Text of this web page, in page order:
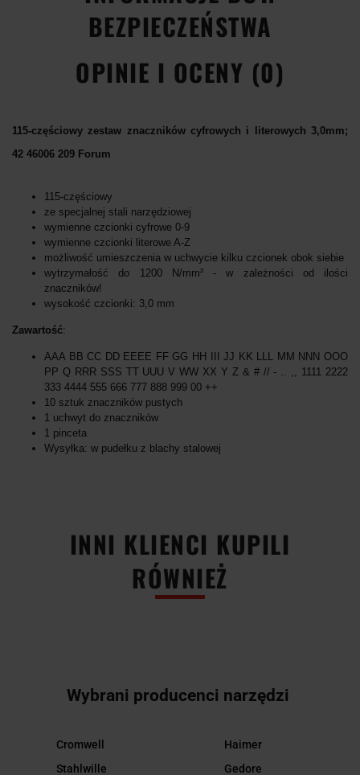
BEZPIECZEŃSTWA
OPINIE I OCENY (0)
115-częściowy zestaw znaczników cyfrowych i literowych 3,0mm;
42 46006 209 Forum
115-częściowy
ze specjalnej stali narzędziowej
wymienne czcionki cyfrowe 0-9
wymienne czcionki literowe A-Z
możliwość umieszczenia w uchwycie kilku czcionek obok siebie
wytrzymałość do 1200 N/mm² - w zależności od ilości
znaczników!
wysokość czcionki: 3,0 mm
Zawartość:
AAA BB CC DD EEEE FF GG HH III JJ KK LLL MM NNN OOO
PP Q RRR SSS TT UUU V WW XX Y Z & # // - .. ,, 1111 2222
333 4444 555 666 777 888 999 00 ++
10 sztuk znaczników pustych
1 uchwyt do znaczników
1 pinceta
Wysyłka: w pudełku z blachy stalowej
INNI KLIENCI KUPILI
RÓWNIEŻ
Wybrani producenci narzędzi
Cromwell
Stahlwille
Haimer
Gedore